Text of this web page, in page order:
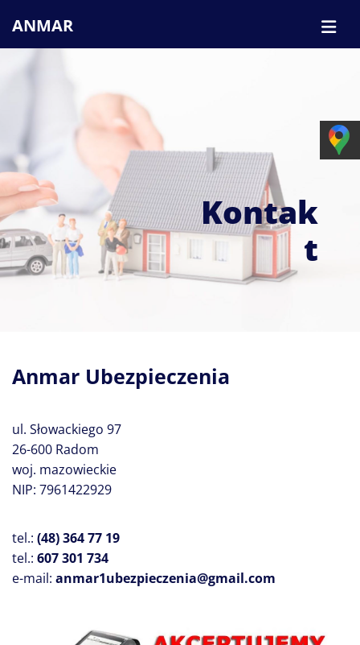
ANMAR
Kontak
t
Anmar Ubezpieczenia
ul. Słowackiego 97
26-600 Radom
woj. mazowieckie
NIP: 7961422929
tel.: (48) 364 77 19
tel.: 607 301 734
e-mail: anmar1ubezpieczenia@gmail.com